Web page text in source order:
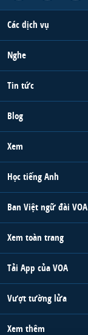
Các dịch vụ
Nghe
Tin tức
Blog
Xem
Học tiếng Anh
Ban Việt ngữ đài VOA
Xem toàn trang
Tải App của VOA
Vượt tường lửa
Xem thêm